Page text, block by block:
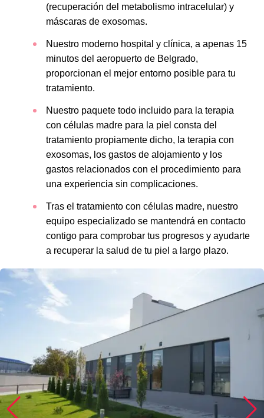
(recuperación del metabolismo intracelular) y
máscaras de exosomas.
Nuestro moderno hospital y clínica, a apenas 15
minutos del aeropuerto de Belgrado,
proporcionan el mejor entorno posible para tu
tratamiento.
Nuestro paquete todo incluido para la terapia
con células madre para la piel consta del
tratamiento propiamente dicho, la terapia con
exosomas, los gastos de alojamiento y los
gastos relacionados con el procedimiento para
una experiencia sin complicaciones.
Tras el tratamiento con células madre, nuestro
equipo especializado se mantendrá en contacto
contigo para comprobar tus progresos y ayudarte
a recuperar la salud de tu piel a largo plazo.